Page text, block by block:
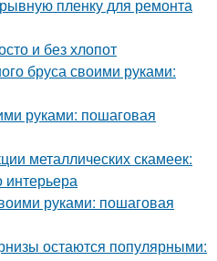
пленку для ремонта
и без хлопот
бруса своими руками:
руками: пошаговая
металлических скамеек:
руками: пошаговая
остаются популярными: